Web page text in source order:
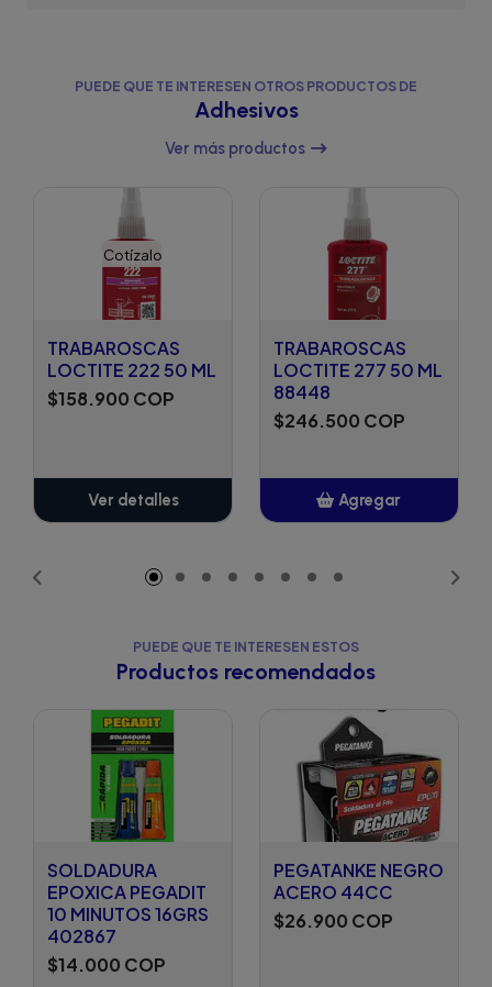
PUEDE QUE TE INTERESEN OTROS PRODUCTOS DE
Adhesivos
Ver más productos
Cotízalo
TRABAROSCAS
LOCTITE 222 50 ML
$158.900 COP
Ver detalles
TRABAROSCAS
LOCTITE 277 50 ML
88448
$246.500 COP
Agregar
PUEDE QUE TE INTERESEN ESTOS
Productos recomendados
SOLDADURA
EPOXICA PEGADIT
10 MINUTOS 16GRS
402867
$14.000 COP
PEGATANKE NEGRO
ACERO 44CC
$26.900 COP